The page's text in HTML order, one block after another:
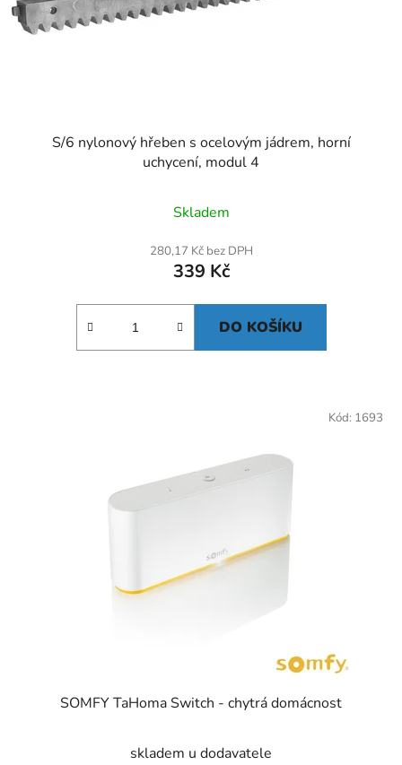
S/6 nylonový hřeben s ocelovým jádrem, horní
uchycení, modul 4
Skladem
280,17 Kč bez DPH
339 Kč
DO KOŠÍKU
SOMFY TaHoma Switch - chytrá domácnost
skladem u dodavatele
Kód: 1693